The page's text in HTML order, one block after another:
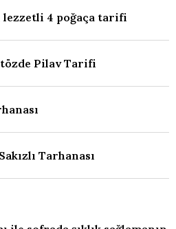
4 poğaça tarifi
Pilav Tarifi
Tarhanası